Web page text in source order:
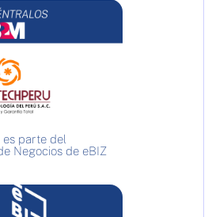
es parte del
Negocios de eBIZ